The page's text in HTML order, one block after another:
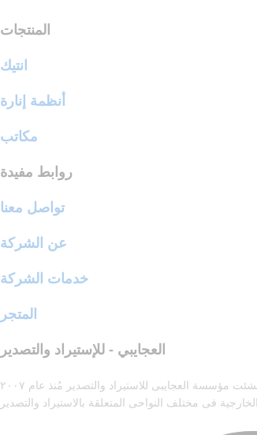
المنتجات
انتيك
أنظمة إنارة
مكاتب
روابط مفيدة
تواصل معنا
عن الشركة
خدمات الشركة
المتجر
العجايبي - للإستيراد والتصدير
مؤسسة العجايبى للاستيراد والتصدير مُنذ عام ٢٠٠٧
فى مختلف النواحى المتعلقة بالاستيراد والتصدير